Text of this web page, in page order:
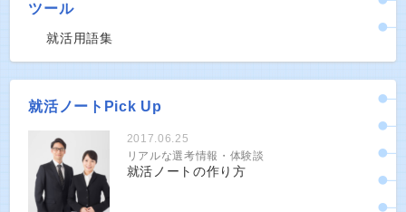
ツール
就活用語集
就活ノートPick Up
2017.06.25
リアルな選考情報・体験談
就活ノートの作り方